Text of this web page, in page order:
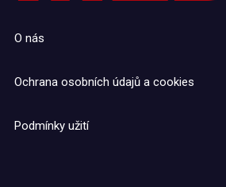
O nás
Ochrana osobních údajů a cookies
Podmínky užití